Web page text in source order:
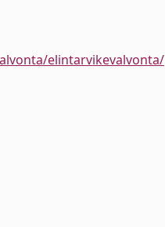
elintarvikevalvonta/